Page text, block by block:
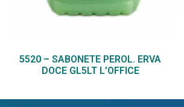
5520 – SABONETE PEROL. ERVA
DOCE GL5LT L’OFFICE